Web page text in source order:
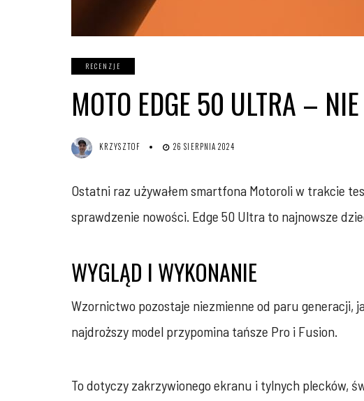
RECENZJE
MOTO EDGE 50 ULTRA –
KRZYSZTOF 26 SIERPNIA 2024
Ostatni raz używałem smartfona Motoroli w trakcie
sprawdzenie nowości. Edge 50 Ultra to najnowsze
WYGLĄD I WYKONANIE
Wzornictwo pozostaje niezmienne od paru generacji,
najdroższy model przypomina tańsze Pro i Fusion.
To dotyczy zakrzywionego ekranu i tylnych plecków,